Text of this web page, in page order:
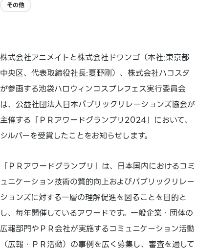
その他
株式会社アニメイトと株式会社ドワンゴ（本社:東京都
中央区、代表取締役社長:夏野剛）、株式会社ハコスタ
が参画する池袋ハロウィンコスプレフェス実行委員会
は、公益社団法人日本パブリックリレーションズ協会が
主催する「ＰＲアワードグランプリ2024」において、
シルバーを受賞したことをお知らせします。
「ＰＲアワードグランプリ」は、日本国内におけるコミ
ュニケーション技術の質的向上およびパブリックリレー
ションズに対する一層の理解促進を図ることを目的と
し、毎年開催しているアワードです。一般企業・団体の
広報部門やＰＲ会社が実施するコミュニケーション活動
（広報・ＰＲ活動）の事例を広く募集し、審査を通して